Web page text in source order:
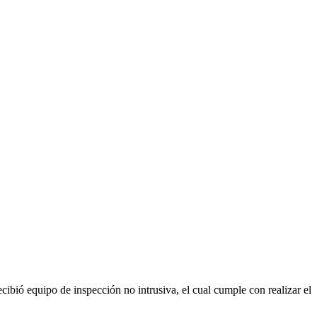
equipo de inspección no intrusiva, el cual cumple con realizar el